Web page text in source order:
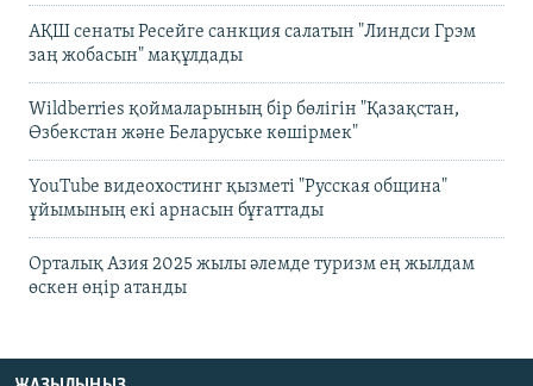
АҚШ сенаты Ресейге санкция салатын "Линдси Грэм
заң жобасын" мақұлдады
Wildberries қоймаларының бір бөлігін "Қазақстан,
Өзбекстан және Беларуське көшірмек"
YouTube видеохостинг қызметі "Русская община"
ұйымының екі арнасын бұғаттады
Орталық Азия 2025 жылы әлемде туризм ең жылдам
өскен өңір атанды